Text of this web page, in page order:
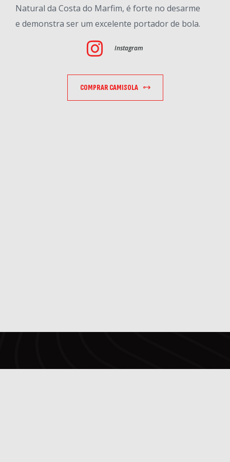
Natural da Costa do Marfim, é forte no desarme
e demonstra ser um excelente portador de bola.
Instagram
COMPRAR CAMISOLA